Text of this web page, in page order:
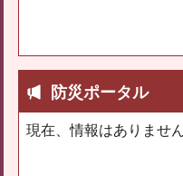
防災ポータル
現在、情報はありません